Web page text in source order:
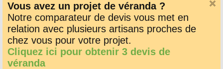
ci s
Vous avez un projet de véranda ?
Notre comparateur de devis vous met en
relation avec plusieurs artisans proches de
chez vous pour votre projet.
Cliquez ici pour obtenir 3 devis de
véranda